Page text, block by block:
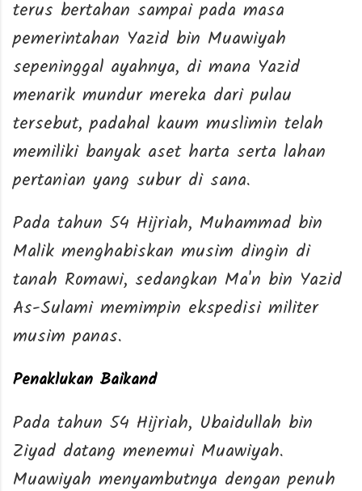
terus bertahan sampai pada masa
pemerintahan Yazid bin Muawiyah
sepeninggal ayahnya, di mana Yazid
menarik mundur mereka dari pulau
tersebut, padahal kaum muslimin telah
memiliki banyak aset harta serta lahan
pertanian yang subur di sana.
Pada tahun 54 Hijriah, Muhammad bin
Malik menghabiskan musim dingin di
tanah Romawi, sedangkan Ma'n bin Yazid
As-Sulami memimpin ekspedisi militer
musim panas.
Penaklukan Baikand
Pada tahun 54 Hijriah, Ubaidullah bin
Ziyad datang menemui Muawiyah.
Muawiyah menyambutnya dengan penuh